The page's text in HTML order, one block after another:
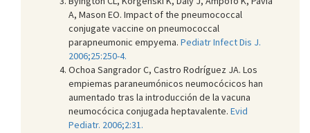
A, Mason EO. Impact of the pneumococcal
conjugate vaccine on pneumococcal
parapneumonic empyema. Pediatr Infect Dis J.
2006;25:250-4.
Ochoa Sangrador C, Castro Rodríguez JA. Los
empiemas paraneumónicos neumocócicos han
aumentado tras la introducción de la vacuna
neumocócica conjugada heptavalente. Evid
Pediatr. 2006;2:31.